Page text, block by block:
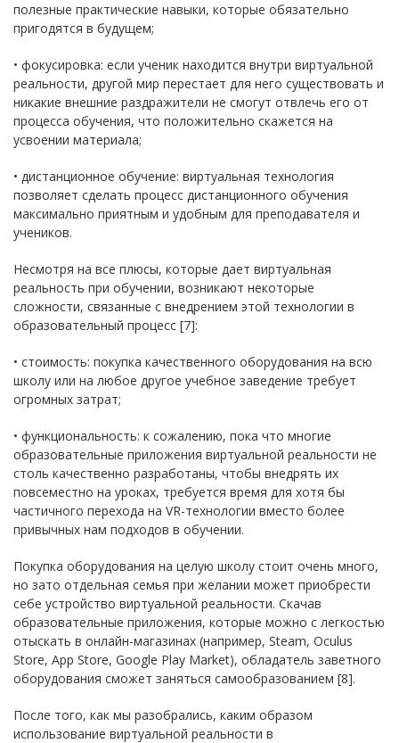
полезные практические навыки, которые обязательно
пригодятся в будущем;
• фокусировка: если ученик находится внутри виртуальной
реальности, другой мир перестает для него существовать и
никакие внешние раздражители не смогут отвлечь его от
процесса обучения, что положительно скажется на
усвоении материала;
• дистанционное обучение: виртуальная технология
позволяет сделать процесс дистанционного обучения
максимально приятным и удобным для преподавателя и
учеников.
Несмотря на все плюсы, которые дает виртуальная
реальность при обучении, возникают некоторые
сложности, связанные с внедрением этой технологии в
образовательный процесс [7]:
• стоимость: покупка качественного оборудования на всю
школу или на любое другое учебное заведение требует
огромных затрат;
• функциональность: к сожалению, пока что многие
образовательные приложения виртуальной реальности не
столь качественно разработаны, чтобы внедрять их
повсеместно на уроках, требуется время для хотя бы
частичного перехода на VR-технологии вместо более
привычных нам подходов в обучении.
Покупка оборудования на целую школу стоит очень много,
но зато отдельная семья при желании может приобрести
себе устройство виртуальной реальности. Скачав
образовательные приложения, которые можно с легкостью
отыскать в онлайн-магазинах (например, Steam, Oculus
Store, App Store, Google Play Market), обладатель заветного
оборудования сможет заняться самообразованием [8].
После того, как мы разобрались, каким образом
использование виртуальной реальности в